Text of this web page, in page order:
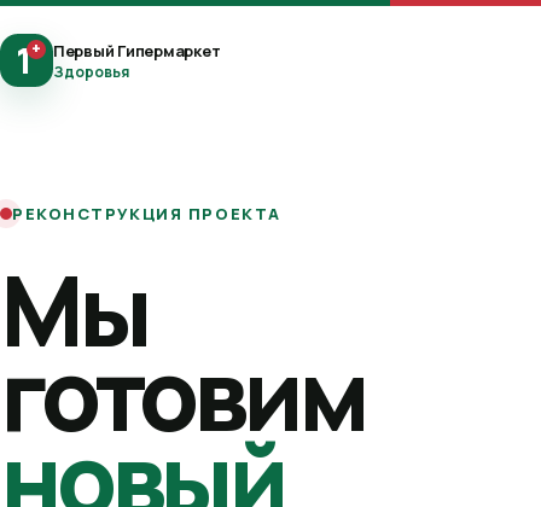
1+ Первый Гипермаркет
Здоровья
РЕКОНСТРУКЦИЯ ПРОЕКТА
Мы
готовим
новый